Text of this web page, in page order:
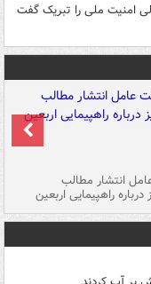
امنیت ملی را تبریک گفت
انتشار مطالب
درباره راهپیمایی اربعین